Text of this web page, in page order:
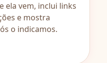
ela vem, inclui links
e mostra
o indicamos.